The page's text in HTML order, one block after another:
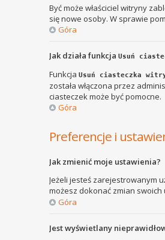
Być może właściciel witryny
się nowe osoby. W sprawie
Góra
Jak działa funkcja Usuń
Funkcja Usuń ciasteczka
została włączona przez
ciasteczek może być pomocne.
Góra
Preferencje i
Jak zmienić moje ustawienia?
Jeżeli jesteś zarejestrowanym
możesz dokonać zmian
Góra
Jest wyświetlany